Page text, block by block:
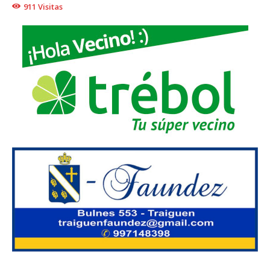
911 Visitas